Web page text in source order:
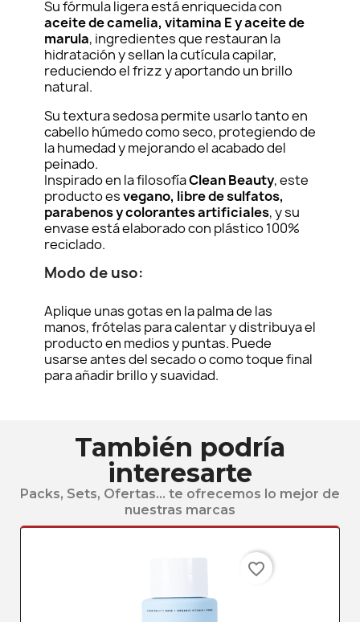
Su fórmula ligera está enriquecida con
aceite de camelia, vitamina E y aceite de
marula, ingredientes que restauran la
hidratación y sellan la cutícula capilar,
reduciendo el frizz y aportando un brillo
natural.
Su textura sedosa permite usarlo tanto en
cabello húmedo como seco, protegiendo de
la humedad y mejorando el acabado del
peinado.
Inspirado en la filosofíaClean Beauty, este
producto esvegano, libre de sulfatos,
parabenos y colorantes artificiales, y su
envase está elaborado con plástico 100%
reciclado.
Modo de uso:
Aplique unas gotas en la palma de las
manos, frótelas para calentar y distribuya el
producto en medios y puntas. Puede
usarse antes del secado o como toque final
para añadir brillo y suavidad.
También podría
interesarte
Packs, Sets, Ofertas... te ofrecemos lo mejor de
nuestras marcas
favorite_border